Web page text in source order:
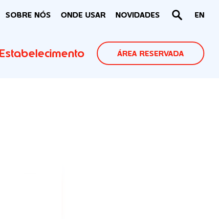
SOBRE NÓS ONDE USAR NOVIDADES EN
ÁREA RESERVADA